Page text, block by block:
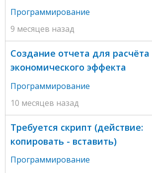
Программирование
9 месяцев назад
Создание отчета для расчёта
экономического эффекта
Программирование
10 месяцев назад
Требуется скрипт (действие:
копировать - вставить)
Программирование